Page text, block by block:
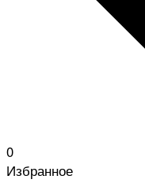
0
Избранное